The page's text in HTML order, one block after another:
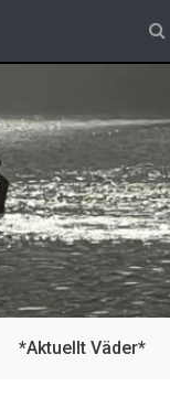
*Aktuellt Väder*